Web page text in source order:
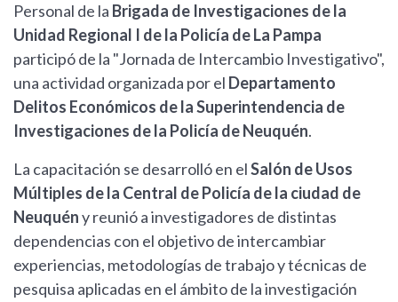
Personal de la Brigada de Investigaciones de la
Unidad Regional I de la Policía de La Pampa
participó de la "Jornada de Intercambio Investigativo",
una actividad organizada por el Departamento
Delitos Económicos de la Superintendencia de
Investigaciones de la Policía de Neuquén.
La capacitación se desarrolló en elSalón de Usos
Múltiples de la Central de Policía de la ciudad de
Neuquény reunió a investigadores de distintas
dependencias con el objetivo de intercambiar
experiencias, metodologías de trabajo y técnicas de
pesquisa aplicadas en el ámbito de la investigación